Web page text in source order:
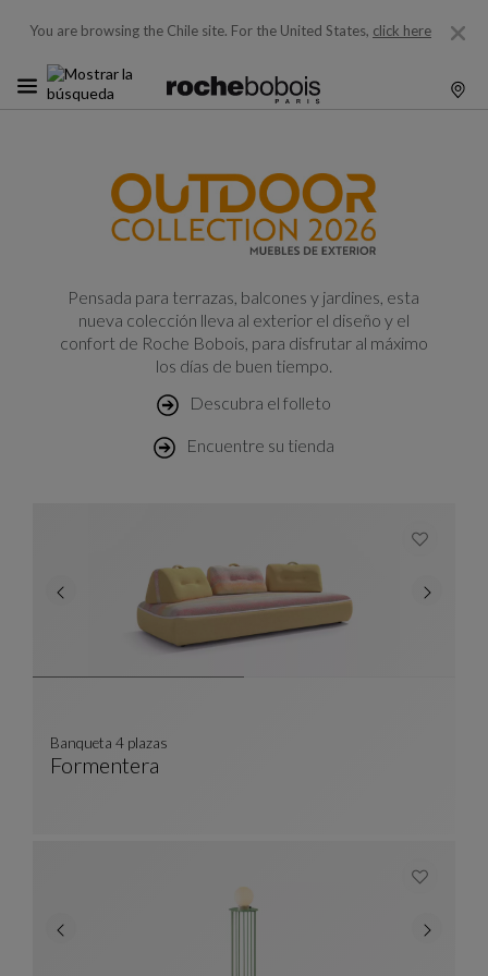
You are browsing the Chile site. For the United States, click here
Pensada para terrazas, balcones y jardines, esta
nueva colección lleva al exterior el diseño y el
confort de Roche Bobois, para disfrutar al máximo
los días de buen tiempo.
Descubra el folleto
Encuentre su tienda
Formentera
Banqueta 4 plazas